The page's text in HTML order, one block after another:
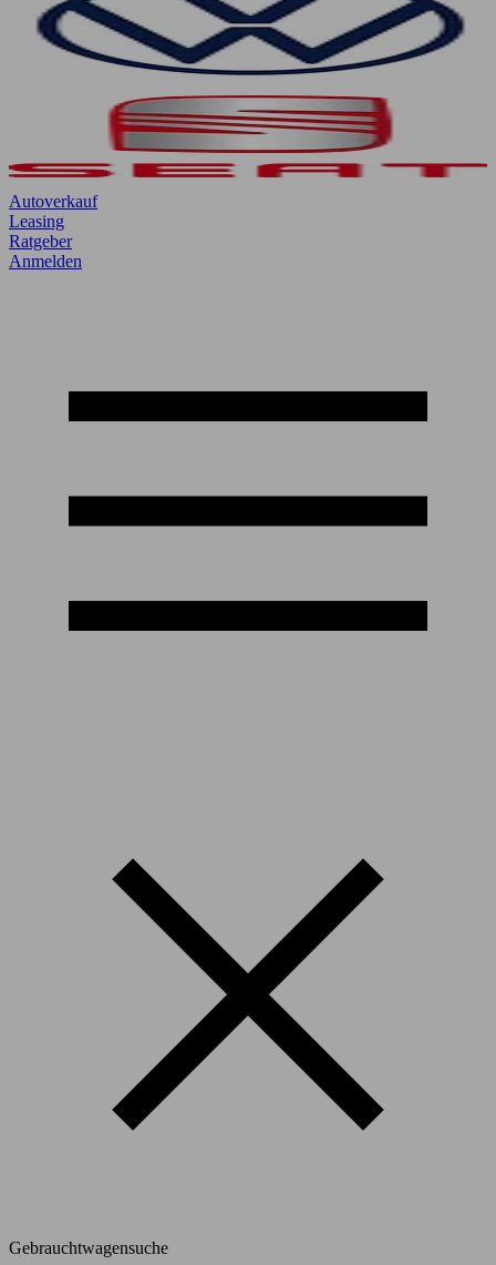
Autoverkauf
Leasing
Ratgeber
Anmelden
Gebrauchtwagensuche